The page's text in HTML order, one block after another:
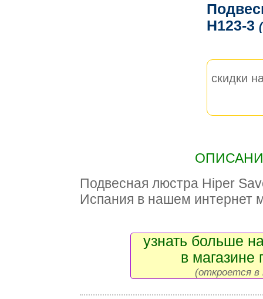
H123-3
скидки
Подвесная люстра Hiper
Испания в нашем интернет
узнать больше
в магазине
(откроется в